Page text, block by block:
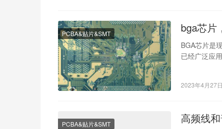
PCBA&贴片&SMT bga芯片
BGA芯片是
已经广泛应
2023年4月27
PCBA&贴片&SMT 高频线